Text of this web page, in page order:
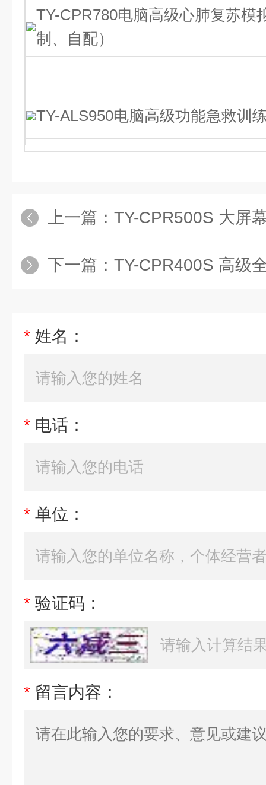
TY-CPR780电脑高级心肺复苏模
制、自配）
TY-ALS950电脑高级功能急救训
上一篇： TY-CPR500S 大屏幕液晶彩显
下一篇： TY-CPR400S 高级全
* 姓名：
* 电话：
* 单位：
* 验证码：
* 留言内容：